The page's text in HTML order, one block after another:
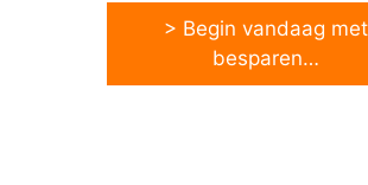
> Begin vandaag met
besparen…